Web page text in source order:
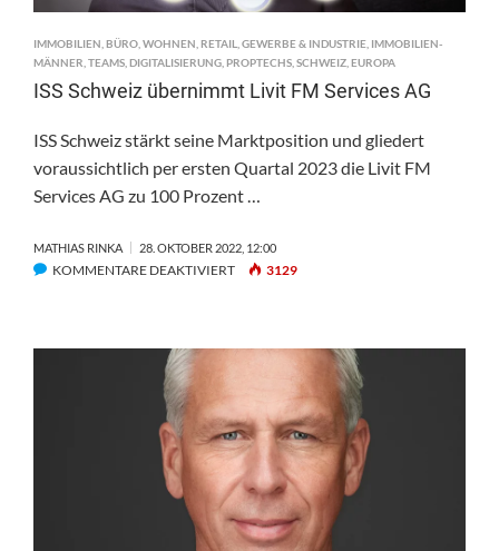
IMMOBILIEN,BÜRO,WOHNEN, RETAIL,GEWERBE & INDUSTRIE, IMMOBILIEN-
MÄNNER,TEAMS,DIGITALISIERUNG, PROPTECHS,SCHWEIZ,EUROPA
ISS Schweiz übernimmt Livit FM Services AG
ISS Schweiz stärkt seine Marktposition und gliedert
voraussichtlich per ersten Quartal 2023 die Livit FM
Services AG zu 100 Prozent …
MATHIAS RINKA 28. OKTOBER 2022, 12:00
KOMMENTARE DEAKTIVIERTFÜR
SERVICES
AG
3129